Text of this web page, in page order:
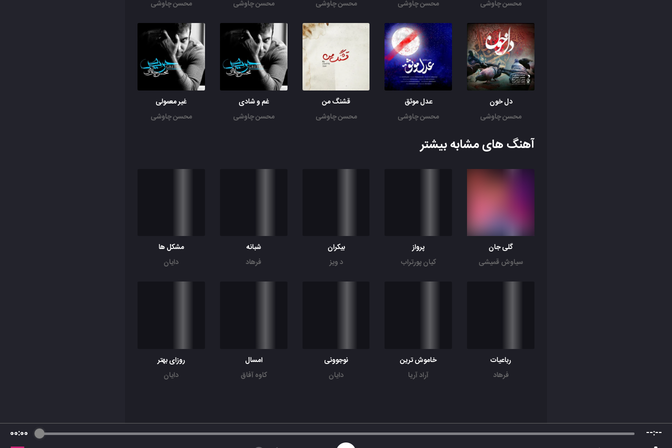
محسن چاوشی
محسن چاوشی
محسن چاوشی
محسن چاوشی
محسن چاوشی
دل خون
محسن چاوشی
عدل موثق
محسن چاوشی
قشنگ من
محسن چاوشی
غم و شادی
محسن چاوشی
غیر معمولی
محسن چاوشی
آهنگ های مشابه بیشتر
گلی جان
سیاوش قمیشی
پرواز
کیان پورتراب
بیکران
د ویز
شبانه
فرهاد
مشکل ها
دایان
رباعیات
فرهاد
خاموش ترین
آراد آریا
نوجوونی
دایان
امسال
کاوه آفاق
روزای بهتر
دایان
00:00 --:--